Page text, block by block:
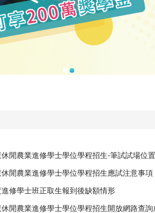
休閒農業進修學士學位學程招生-筆試試場位置
休閒農業進修學士學位學程招生應試注意事項
進修學士班正取生報到後缺額情形
休閒農業進修學士學位學程招生開放網路查